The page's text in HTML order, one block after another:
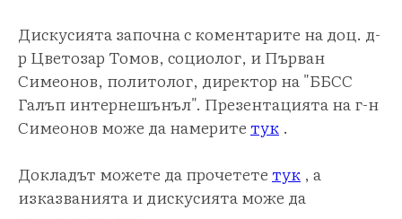
Дискусията започна с коментарите на доц. д-
р Цветозар Томов, социолог, и Първан
Симеонов, политолог, директор на "ББСС
Галъп интернешънъл". Презентацията на г-н
Симеонов може да намерите тук .
Докладът можете да прочетете тук , а
изказванията и дискусията може да